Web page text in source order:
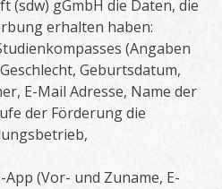
(sdw) gGmbH die Daten, die
erhalten haben:
(Angaben
Geburtsdatum,
E-Mail Adresse, Name der
der Förderung die
(Vor- und Zuname, E-